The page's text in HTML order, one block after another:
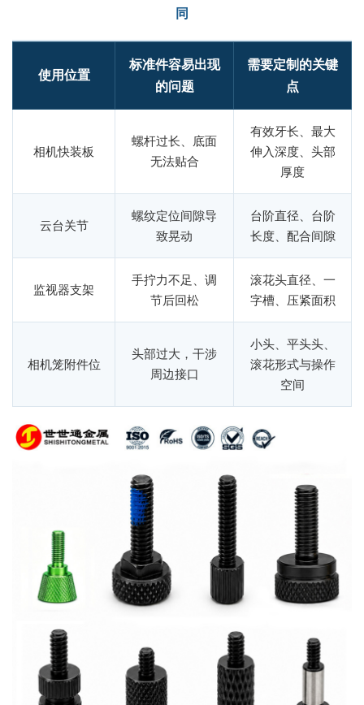
同
使用位置
标准件容易出现
的问题
需要定制的关键
点
相机快装板
螺杆过长、底面
无法贴合
有效牙长、最大
伸入深度、头部
厚度
云台关节
螺纹定位间隙导
致晃动
台阶直径、台阶
长度、配合间隙
监视器支架
手拧力不足、调
节后回松
滚花头直径、一
字槽、压紧面积
相机笼附件位
头部过大，干涉
周边接口
小头、平头头、
滚花形式与操作
空间